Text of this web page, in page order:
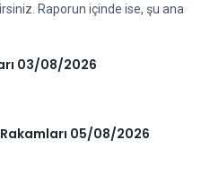
Raporun içinde ise, şu ana
03/08/2026
05/08/2026